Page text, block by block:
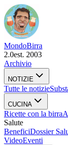
MondoBirra
2.0est. 2003
Archivio
NOTIZIE
Tutte le notizie
CUCINA
Ricette con la birra
Salute
BeneficiDossier
VideoEventi